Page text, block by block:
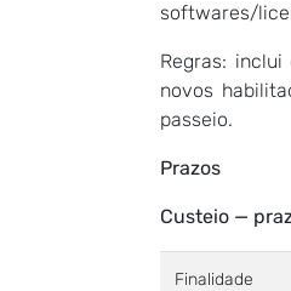
softwares/
Regras:
novos
passeio.
Prazos
Custeio —
Finalidade